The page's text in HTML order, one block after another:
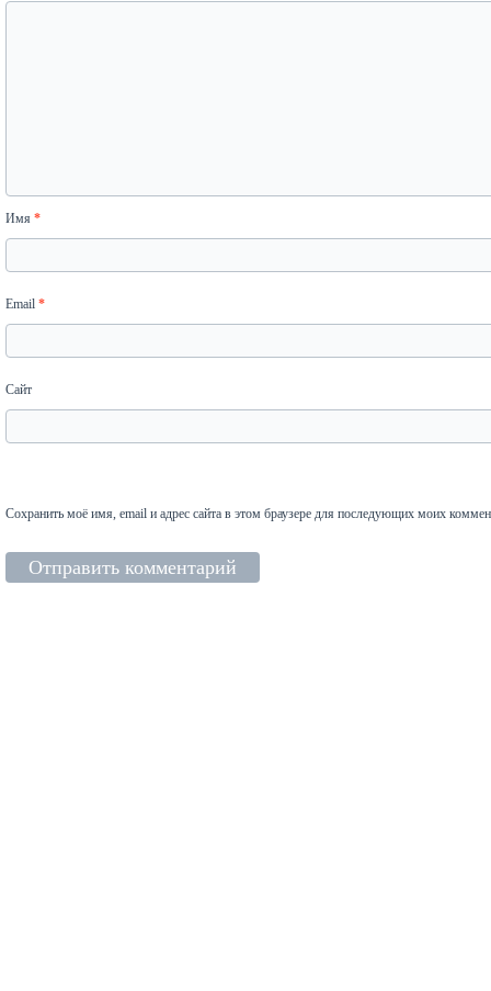
Имя *
Email *
Сайт
Сохранить моё имя, email и адрес сайта в этом браузере для последующих моих